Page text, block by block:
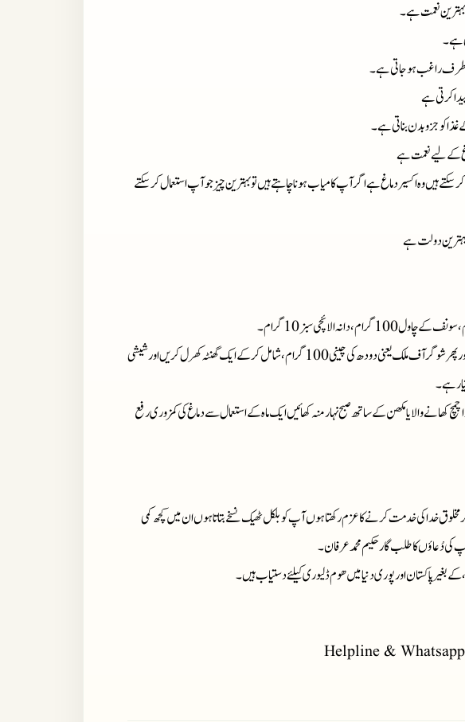
نعمت ہے۔
ہے۔
کی طرف راغب ہو جاتی ہے۔
کرتی ہے
کو جزو بدن بناتی ہے۔
کے لیے نعمت ہے
ہیں وہ اکسیر دماغ ہے اگر آپ کامیاب ہونا چاہتے ہیں تو بہترین چیز جو آپ استعمال کر سکتے
بہترین دولت ہے
: تمام ادویہ کو باریک پیس کر سفوف بنا کر اور پھر شوگرآف ملک یعنی دودھ کی چینی 100 گرام، شامل کر کے ایک گھنٹہ کھرل کریں اور شیشی
ہے۔
کھانے والا یا مکھن کے ساتھ صبح نہار منہ کھائیںایک ماہ کے استعمال سے دماغ کی کمزوری رفع
مخلوق خدا کی خدمت کرنے کا عزم رکھتا ہوں آپ کو بلکل ٹھیک نسخے بتاتا ہوں ان میں کچھ کمی
کی دُعاؤں کا طلب گار حکیم محمد عرفان۔
بغیر پاکستان اور پوری دنیا میں ھوم ڈلیوری کیلئے دستیاب ہیں ۔
Helpline &